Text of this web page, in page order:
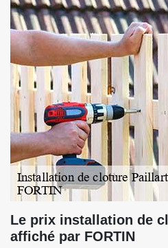
Le prix installation de
affiché par FORTIN